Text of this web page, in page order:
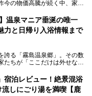
の物価高騰が続く中、家族
維持。
ルツル美肌湯を堪能できる
国の温泉を巡った筆者の経
して過言ではありません。
風呂・大衆風呂・宿泊施設に
温泉マニア垂涎の唯一
力と日帰り入浴情報まで
誇る「霧島温泉郷」。その数
たちが「ここだけは外せな
できない絶妙なバランスの
宿泊レビュー！絶景混浴
しにごり湯を満喫【鹿